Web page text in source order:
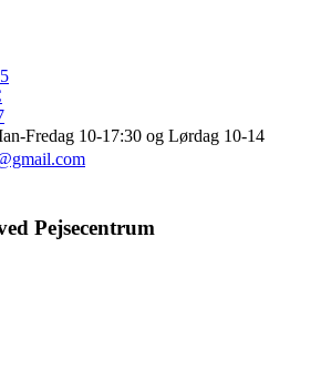
Fredag 10-17:30 og Lørdag 10-14
Pejsecentrum